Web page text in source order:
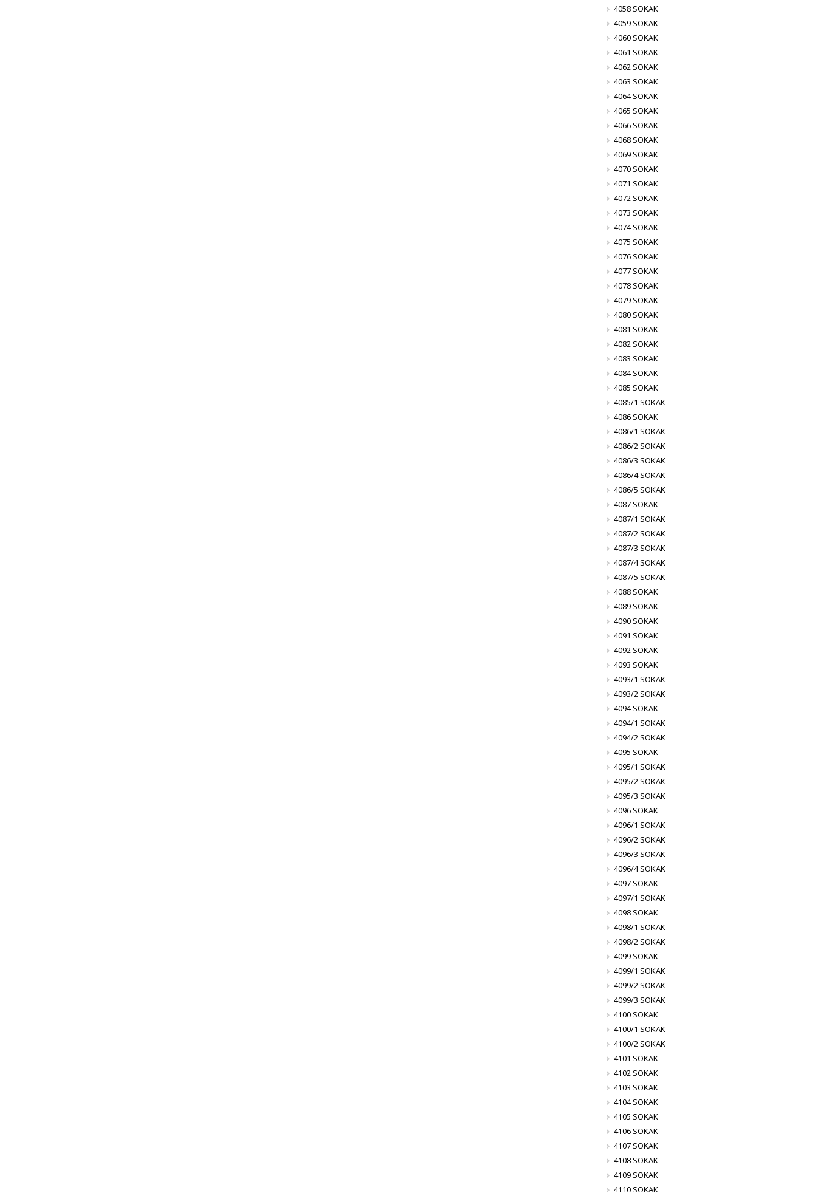
4058 SOKAK
4059 SOKAK
4060 SOKAK
4061 SOKAK
4062 SOKAK
4063 SOKAK
4064 SOKAK
4065 SOKAK
4066 SOKAK
4068 SOKAK
4069 SOKAK
4070 SOKAK
4071 SOKAK
4072 SOKAK
4073 SOKAK
4074 SOKAK
4075 SOKAK
4076 SOKAK
4077 SOKAK
4078 SOKAK
4079 SOKAK
4080 SOKAK
4081 SOKAK
4082 SOKAK
4083 SOKAK
4084 SOKAK
4085 SOKAK
4085/1 SOKAK
4086 SOKAK
4086/1 SOKAK
4086/2 SOKAK
4086/3 SOKAK
4086/4 SOKAK
4086/5 SOKAK
4087 SOKAK
4087/1 SOKAK
4087/2 SOKAK
4087/3 SOKAK
4087/4 SOKAK
4087/5 SOKAK
4088 SOKAK
4089 SOKAK
4090 SOKAK
4091 SOKAK
4092 SOKAK
4093 SOKAK
4093/1 SOKAK
4093/2 SOKAK
4094 SOKAK
4094/1 SOKAK
4094/2 SOKAK
4095 SOKAK
4095/1 SOKAK
4095/2 SOKAK
4095/3 SOKAK
4096 SOKAK
4096/1 SOKAK
4096/2 SOKAK
4096/3 SOKAK
4096/4 SOKAK
4097 SOKAK
4097/1 SOKAK
4098 SOKAK
4098/1 SOKAK
4098/2 SOKAK
4099 SOKAK
4099/1 SOKAK
4099/2 SOKAK
4099/3 SOKAK
4100 SOKAK
4100/1 SOKAK
4100/2 SOKAK
4101 SOKAK
4102 SOKAK
4103 SOKAK
4104 SOKAK
4105 SOKAK
4106 SOKAK
4107 SOKAK
4108 SOKAK
4109 SOKAK
4110 SOKAK